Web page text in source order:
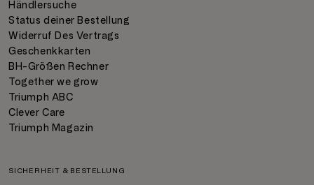
Händlersuche
Status deiner Bestellung
Widerruf Des Vertrags
Geschenkkarten
BH-Größen Rechner
Together we grow
Triumph ABC
Clever Care
Triumph Magazin
SICHERHEIT & BESTELLUNG